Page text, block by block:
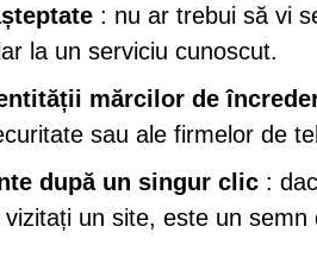
: nu ar trebui să vi
la un serviciu cunoscut.
mărcilor de
sau ale firmelor de
după un singur clic :
un site, este un semn